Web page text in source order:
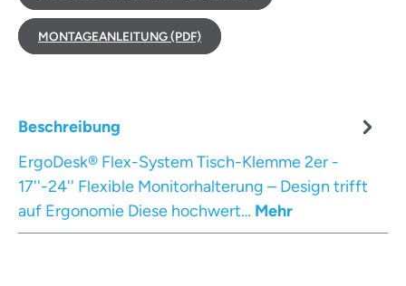
MONTAGEANLEITUNG (PDF)
Beschreibung
ErgoDesk® Flex-System Tisch-Klemme 2er -
17''-24'' Flexible Monitorhalterung – Design trifft
auf Ergonomie Diese hochwert… Mehr